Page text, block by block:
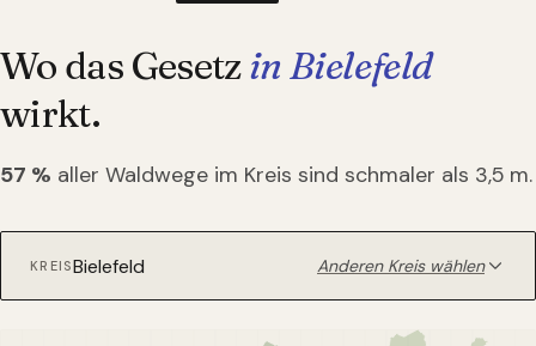
Wo das Gesetzin Bielefeld
wirkt.
57 % aller Waldwege im Kreis sind schmaler als 3,5 m.
KREIS Anderen Kreis wählen